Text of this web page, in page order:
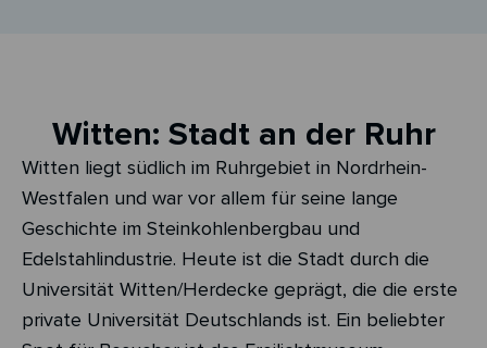
Witten: Stadt an der Ruhr
Witten liegt südlich im Ruhrgebiet in Nordrhein-
Westfalen und war vor allem für seine lange
Geschichte im Steinkohlenbergbau und
Edelstahlindustrie. Heute ist die Stadt durch die
Universität Witten/Herdecke geprägt, die die erste
private Universität Deutschlands ist. Ein beliebter